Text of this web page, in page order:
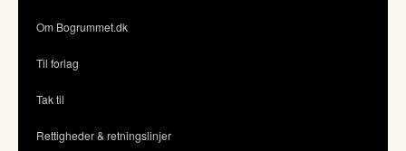
Om Bogrummet.dk
Til forlag
Tak til
Rettigheder & retningslinjer